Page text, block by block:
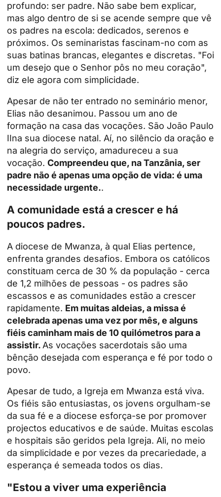
profundo: ser padre. Não sabe bem explicar,
mas algo dentro de si se acende sempre que vê
os padres na escola: dedicados, serenos e
próximos. Os seminaristas fascinam-no com as
suas batinas brancas, elegantes e discretas. "Foi
um desejo que o Senhor pôs no meu coração",
diz ele agora com simplicidade.
Apesar de não ter entrado no seminário menor,
Elias não desanimou. Passou um ano de
formação na casa das vocações. São João Paulo
IIna sua diocese natal. Aí, no silêncio da oração e
na alegria do serviço, amadureceu a sua
vocação. Compreendeu que, na Tanzânia, ser
padre não é apenas uma opção de vida: é uma
necessidade urgente..
A comunidade está a crescer e há
poucos padres.
A diocese de Mwanza, à qual Elias pertence,
enfrenta grandes desafios. Embora os católicos
constituam cerca de 30 % da população - cerca
de 1,2 milhões de pessoas - os padres são
escassos e as comunidades estão a crescer
rapidamente. Em muitas aldeias, a missa é
celebrada apenas uma vez por mês, e alguns
fiéis caminham mais de 10 quilómetros para a
assistir.As vocações sacerdotais são uma
bênção desejada com esperança e fé por todo o
povo.
Apesar de tudo, a Igreja em Mwanza está viva.
Os fiéis são entusiastas, os jovens orgulham-se
da sua fé e a diocese esforça-se por promover
projectos educativos e de saúde. Muitas escolas
e hospitais são geridos pela Igreja. Ali, no meio
da simplicidade e por vezes da precariedade, a
esperança é semeada todos os dias.
"Estou a viver uma experiência